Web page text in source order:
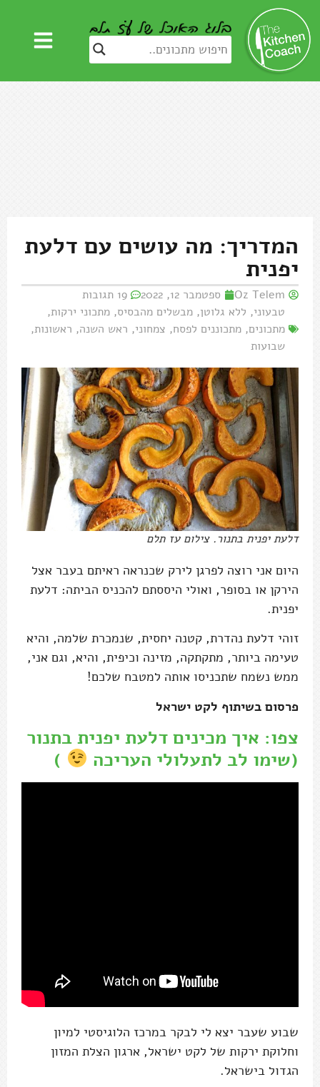
המדריך: מה עושים עם דלעת
יפנית
Oz Telem ספטמבר 12, 2022
19 תגובות
טבעוני, ללא גלוטן, מבשלים מהבסיס, מתכוני ירקות,
מתכונים, מתכוננים לפסח, צמחוני, ראש השנה, ראשונות,
שבועות
דלעת יפנית בתנור. צילום עז תלם
היום אני רוצה לפרגן לירק שכנראה ראיתם בעבר אצל
הירקן או בסופר, ואולי היססתם להכניס הביתה: דלעת
יפנית.
זוהי דלעת נהדרת, קטנה יחסית, שנמכרת שלמה, והיא
טעימה ביותר, מתקתקה, מזינה וכיפית, והיא, וגם אני,
ממש נשמח שתכניסו אותה למטבח שלכם!
פרסום בשיתוף לקט ישראל
צפו: איך מכינים דלעת יפנית בתנור
(שימו לב לתעלולי העריכה
)
שבוע שעבר יצא לי לבקר במרכז הלוגיסטי למיון
וחלוקת ירקות של לקט ישראל, ארגון הצלת המזון
הגדול בישראל.